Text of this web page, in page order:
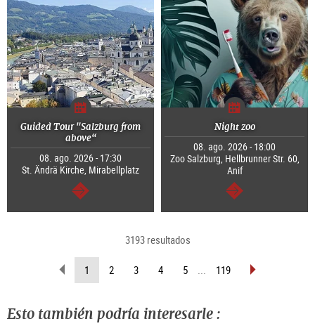
Guided Tour "Salzburg from
above“
08. ago. 2026 - 17:30
St. Ändrä Kirche, Mirabellplatz
continuar
Night zoo
08. ago. 2026 - 18:00
Zoo Salzburg, Hellbrunner Str. 60,
Anif
continuar
3193 resultados
retroceder
página
1 (página
actual )
2 3 4 5 ... 119 pasar
Esto también podría interesarle :